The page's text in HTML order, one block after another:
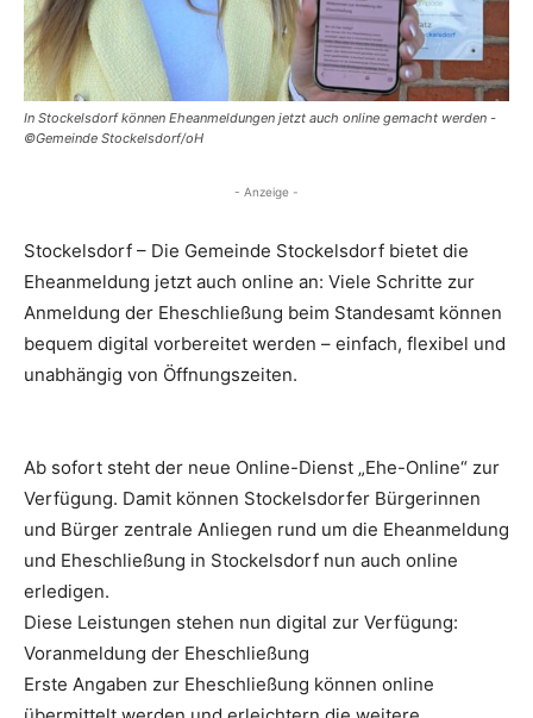
In Stockelsdorf können Eheanmeldungen jetzt auch online gemacht werden -
©Gemeinde Stockelsdorf/oH
- Anzeige -
Stockelsdorf – Die Gemeinde Stockelsdorf bietet die
Eheanmeldung jetzt auch online an: Viele Schritte zur
Anmeldung der Eheschließung beim Standesamt können
bequem digital vorbereitet werden – einfach, flexibel und
unabhängig von Öffnungszeiten.
Ab sofort steht der neue Online-Dienst „Ehe-Online“ zur
Verfügung. Damit können Stockelsdorfer Bürgerinnen
und Bürger zentrale Anliegen rund um die Eheanmeldung
und Eheschließung in Stockelsdorf nun auch online
erledigen.
Diese Leistungen stehen nun digital zur Verfügung:
Voranmeldung der Eheschließung
Erste Angaben zur Eheschließung können online